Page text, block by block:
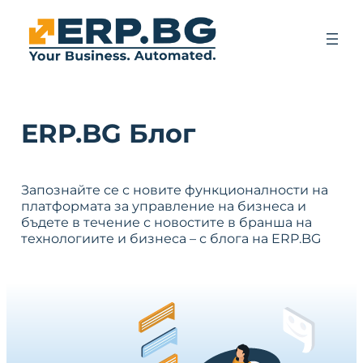
ERP.BG Блог
Запознайте се с новите функционалности на
платформата за управление на бизнеса и
бъдете в течение с новостите в бранша на
технологиите и бизнеса – с блога на ERP.BG